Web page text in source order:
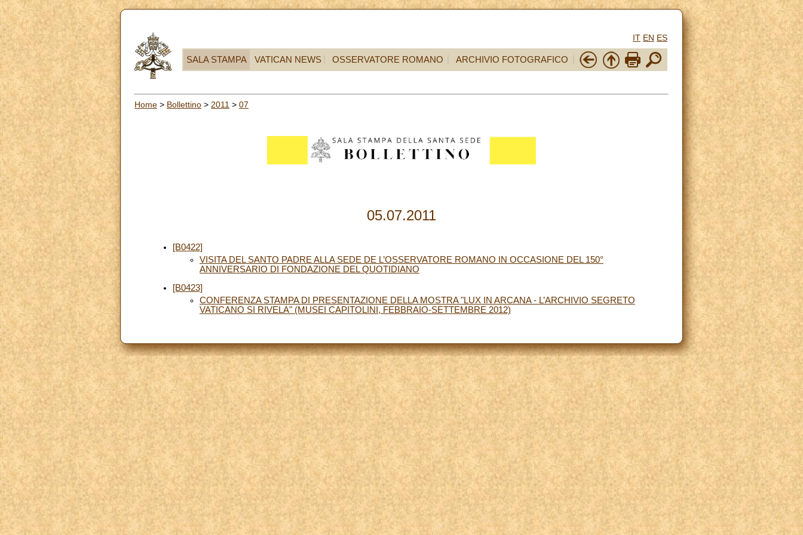
IT EN ES
SALA STAMPA VATICAN NEWS OSSERVATORE ROMANO ARCHIVIO FOTOGRAFICO
Home > Bollettino > 2011 > 07
05.07.2011
[B0422]
VISITA DEL SANTO PADRE ALLA SEDE DE L’OSSERVATORE ROMANO IN OCCASIONE DEL 150°
ANNIVERSARIO DI FONDAZIONE DEL QUOTIDIANO
[B0423]
CONFERENZA STAMPA DI PRESENTAZIONE DELLA MOSTRA "LUX IN ARCANA - L’ARCHIVIO SEGRETO
VATICANO SI RIVELA" (MUSEI CAPITOLINI, FEBBRAIO-SETTEMBRE 2012)